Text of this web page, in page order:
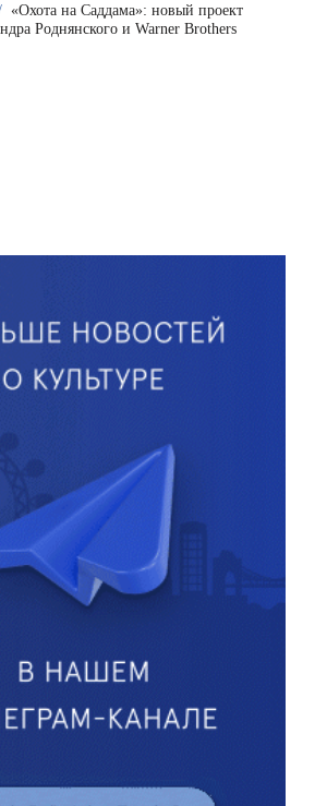
«Охота на Саддама»: новый проект
Роднянского и Warner Brothers